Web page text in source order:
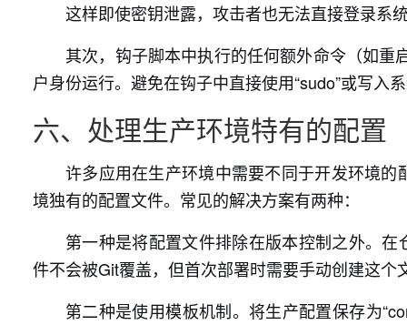
这样即使密钥泄露，攻击者也无法直接登录系
其次，钩子脚本中执行的任何额外命令（如
户身份运行。避免在钩子中直接使用“sudo”或写入
六、处理生产环境特有的配置
许多应用在生产环境中需要不同于开发环境
境独有的配置文件。常见的解决方案有两种：
第一种是将配置文件排除在版本控制之外。在
件不会被Git覆盖，但首次部署时需要手动创建这个
第二种是使用模板机制。将生产配置保存为